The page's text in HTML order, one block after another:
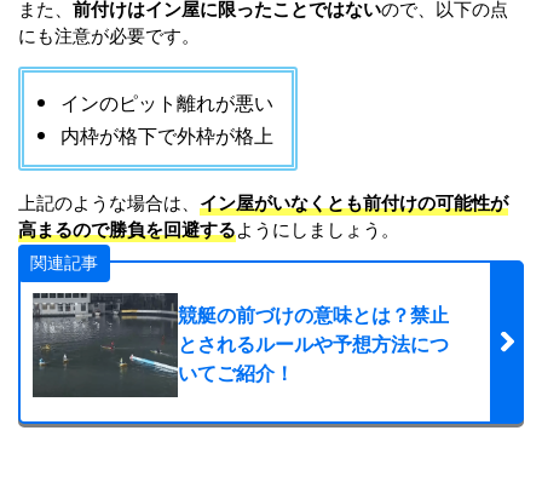
また、 前付けはイン屋に限ったことではないので、以下の点
にも注意が必要です。
インのピット離れが悪い
内枠が格下で外枠が格上
上記のような場合は、 イン屋がいなくとも前付けの可能性が
高まるので勝負を回避するようにしましょう。
関連記事
競艇の前づけの意味とは？禁止
とされるルールや予想方法につ
いてご紹介！